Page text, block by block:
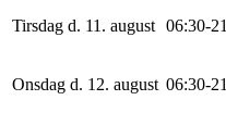
Tirsdag d. 11. august 06:30-21
Onsdag d. 12. august 06:30-21